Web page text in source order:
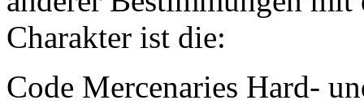
Charakter ist die:
Code Mercenaries Hard-